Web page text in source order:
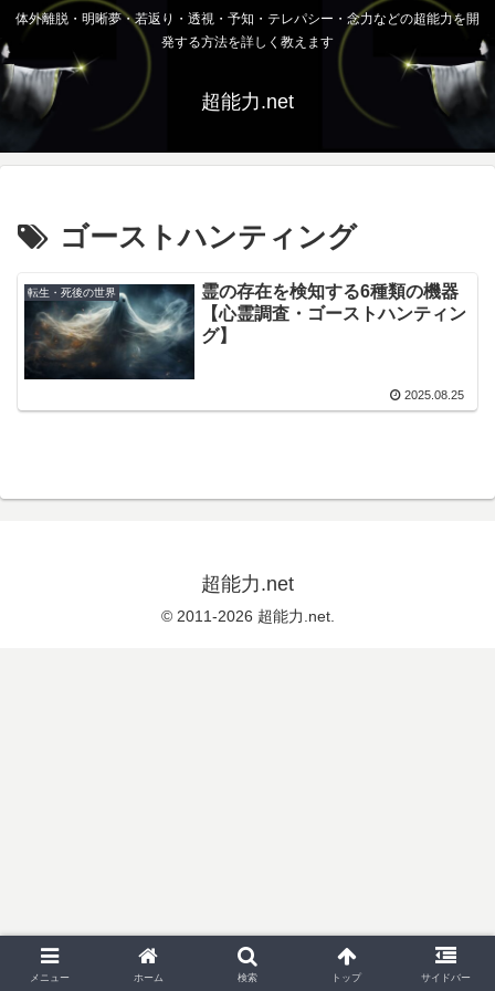
体外離脱・明晰夢・若返り・透視・予知・テレパシー・念力などの超能力を開
発する方法を詳しく教えます
超能力.net
ゴーストハンティング
転生・死後の世界
霊の存在を検知する6種類の機器
【心霊調査・ゴーストハンティン
グ】
2025.08.25
超能力.net
© 2011-2026 超能力.net.
メニュー ホーム 検索 トップ サイドバー